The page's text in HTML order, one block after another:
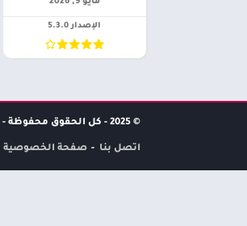
الإصدار 5.3.0
© 2025 - كل الحقوق محفوظة -
اتصل بنا صفحة الخصوصية